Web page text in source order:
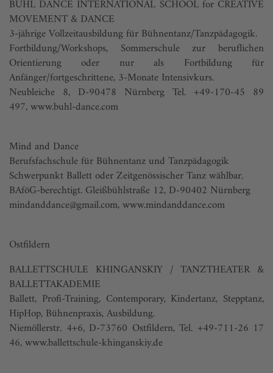
BUHL DANCE INTERNATIONAL SCHOOL for CREATIVE
MOVEMENT & DANCE
3-jährige Vollzeitausbildung für Bühnentanz/Tanzpädagogik.
Fortbildung/Workshops, Sommerschule zur beruflichen
Orientierung oder nur als Fortbildung für
Anfänger/fortgeschrittene, 3-Monate Intensivkurs.
Neubleiche 8, D-90478 Nürnberg Tel. +49-170-45 89
497,www.buhl-dance.com
Mind and Dance
Berufsfachschule für Bühnentanz und Tanzpädagogik
Schwerpunkt Ballett oder Zeitgenössischer Tanz wählbar.
BAföG-berechtigt. Gleißbühlstraße 12, D-90402 Nürnberg
mindanddance@gmail.com,www.mindanddance.com
Ostfildern
BALLETTSCHULE KHINGANSKIY / TANZTHEATER &
BALLETTAKADEMIE
Ballett, Profi-Training, Contemporary, Kindertanz, Stepptanz,
HipHop, Bühnenpraxis, Ausbildung.
Niemöllerstr. 4+6, D-73760 Ostfildern, Tel. +49-711-26 17
46,www.ballettschule-khinganskiy.de